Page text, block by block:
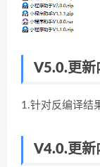
V5.0.更
1.针对反编译结
V4.0.更新